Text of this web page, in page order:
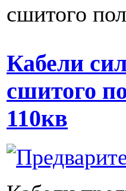
сшитого
Кабели
сшитого
110кв